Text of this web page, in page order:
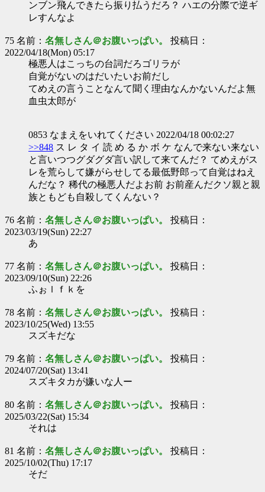
ンブン飛んできたら振り払うだろ？ ハエの分際で逆ギ
レすんなよ
75 名前： 名無しさん＠お腹いっぱい。 投稿日：
2022/04/18(Mon) 05:17
極悪人はこっちの台詞だろゴリラが
自覚がないのはだいたいお前だし
てめえの言うことなんて聞く理由なんかないんだよ無
血虫太郎が
0853 なまえをいれてください 2022/04/18 00:02:27
>>848 ス レ タ イ 読 め る か ボ ケ なんで来ない来ない
と言いつつグダグダ言い訳して来てんだ？ てめえがス
レを荒らして嫌がらせしてる最低野郎って自覚はねえ
んだな？ 稀代の極悪人だよお前 お前産んだクソ親と親
族ともども自殺してくんない？
76 名前： 名無しさん＠お腹いっぱい。 投稿日：
2023/03/19(Sun) 22:27
あ
77 名前： 名無しさん＠お腹いっぱい。 投稿日：
2023/09/10(Sun) 22:26
ふぉｌｆｋを
78 名前： 名無しさん＠お腹いっぱい。 投稿日：
2023/10/25(Wed) 13:55
スズキだな
79 名前： 名無しさん＠お腹いっぱい。 投稿日：
2024/07/20(Sat) 13:41
スズキタカが嫌いな人ー
80 名前： 名無しさん＠お腹いっぱい。 投稿日：
2025/03/22(Sat) 15:34
それは
81 名前： 名無しさん＠お腹いっぱい。 投稿日：
2025/10/02(Thu) 17:17
そだ